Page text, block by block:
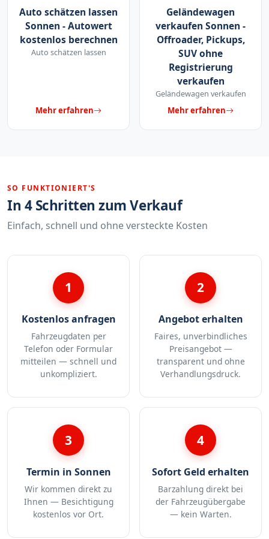
Auto schätzen lassen
Sonnen - Autowert
kostenlos berechnen
Auto schätzen lassen
Mehr erfahren
Geländewagen
verkaufen Sonnen -
Offroader, Pickups,
SUV ohne
Registrierung
verkaufen
Geländewagen verkaufen
Mehr erfahren
SO FUNKTIONIERT'S
In 4 Schritten zum Verkauf
Einfach, schnell und ohne versteckte Kosten
1
Kostenlos anfragen
Fahrzeugdaten per
Telefon oder Formular
mitteilen — schnell und
unkompliziert.
2
Angebot erhalten
Faires, unverbindliches
Preisangebot —
transparent und ohne
Verhandlungsdruck.
3
Termin in Sonnen
Wir kommen direkt zu
Ihnen — Besichtigung
kostenlos vor Ort.
4
Sofort Geld erhalten
Barzahlung direkt bei
der Fahrzeugübergabe
— kein Warten.